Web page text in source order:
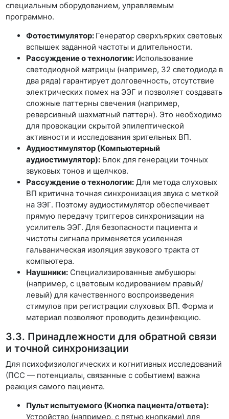
специальным оборудованием, управляемым
программно.
Фотостимулятор: Генератор сверхъярких световых
вспышек заданной частоты и длительности.
Рассуждение о технологии: Использование
светодиодной матрицы (например, 32 светодиода в
два ряда) гарантирует долговечность, отсутствие
электрических помех на ЭЭГ и позволяет создавать
сложные паттерны свечения (например,
реверсивный шахматный паттерн). Это необходимо
для провокации скрытой эпилептической
активности и исследования зрительных ВП.
Аудиостимулятор (Компьютерный
аудиостимулятор): Блок для генерации точных
звуковых тонов и щелчков.
Рассуждение о технологии: Для метода слуховых
ВП критична точная синхронизация звука с меткой
на ЭЭГ. Поэтому аудиостимулятор обеспечивает
прямую передачу триггеров синхронизации на
усилитель ЭЭГ. Для безопасности пациента и
чистоты сигнала применяется усиленная
гальваническая изоляция звукового тракта от
компьютера.
Наушники: Специализированные амбушюры
(например, с цветовым кодированием правый/
левый) для качественного воспроизведения
стимулов при регистрации слуховых ВП. Форма и
материал позволяют проводить дезинфекцию.
3.3. Принадлежности для обратной связи
и точной синхронизации
Для психофизиологических и когнитивных исследований
(ПСС — потенциалы, связанные с событием) важна
реакция самого пациента.
Пульт испытуемого (Кнопка пациента/ответа):
Устройство (например, с пятью кнопками) для